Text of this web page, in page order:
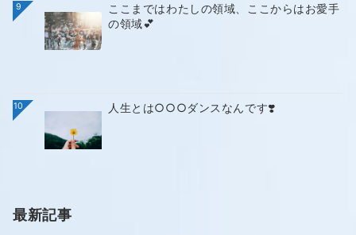
9
ここまではわたしの領域、ここからはお愛手
の領域💕
10 人生とは○○○ダンスなんです❣️
最新記事